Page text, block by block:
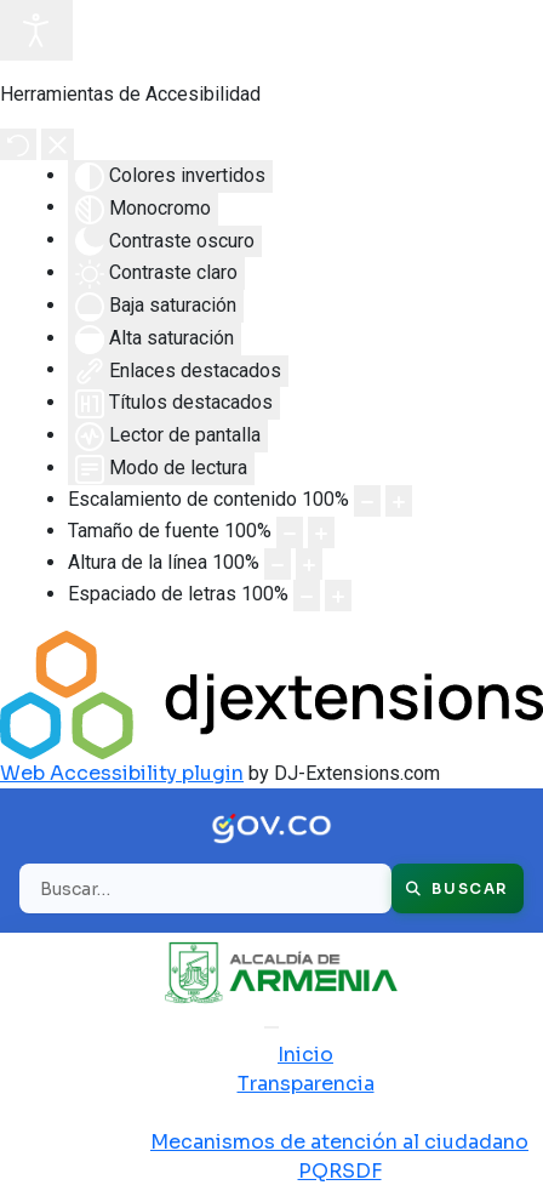
Herramientas de Accesibilidad
Colores invertidos
Monocromo
Contraste oscuro
Contraste claro
Baja saturación
Alta saturación
Enlaces destacados
Títulos destacados
Lector de pantalla
Modo de lectura
Escalamiento de contenido 100%
Tamaño de fuente 100%
Altura de la línea 100%
Espaciado de letras 100%
Web Accessibility plugin by DJ-Extensions.com
Buscar BUSCAR
Inicio
Transparencia
Mecanismos de atención al ciudadano
PQRSDF